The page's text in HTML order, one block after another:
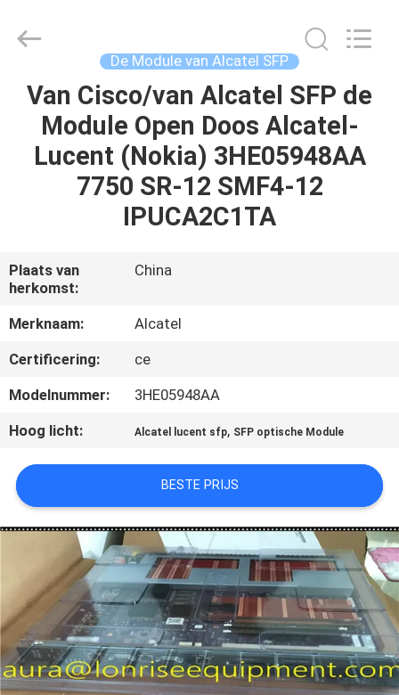
HUIS
PRODUCTEN
OVER
ONS
FABRIEKSTOCHT
KWALITEITSCONTROLE
NEEM
CONTACT
MET
OP
NIEUWS
Ltd..
De Module van Alcatel SFP
Van Cisco/van Alcatel SFP de
Module Open Doos Alcatel-
Lucent (Nokia) 3HE05948AA
7750 SR-12 SMF4-12
IPUCA2C1TA
Plaats van
herkomst:
China
Merknaam:
Alcatel
Certificering:
ce
Modelnummer:
3HE05948AA
Hoog licht:
Alcatel lucent sfp, SFP optische Module
BESTE PRIJS